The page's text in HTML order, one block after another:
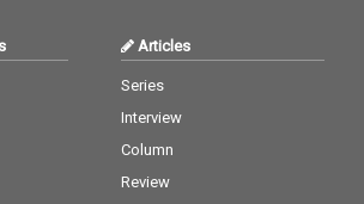
Articles
Series
Interview
Column
Review